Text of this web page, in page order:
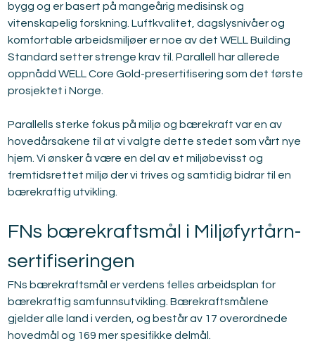
bygg og er basert på mangeårig medisinsk og
vitenskapelig forskning. Luftkvalitet, dagslysnivåer og
komfortable arbeidsmiljøer er noe av det WELL Building
Standard setter strenge krav til. Parallell har allerede
oppnådd WELL Core Gold-presertifisering som det første
prosjektet i Norge.
Parallells sterke fokus på miljø og bærekraft var en av
hovedårsakene til at vi valgte dette stedet som vårt nye
hjem. Vi ønsker å være en del av et miljøbevisst og
fremtidsrettet miljø der vi trives og samtidig bidrar til en
bærekraftig utvikling.
FNs bærekraftsmål i Miljøfyrtårn-
sertifiseringen
FNs bærekraftsmål er verdens felles arbeidsplan for
bærekraftig samfunnsutvikling. Bærekraftsmålene
gjelder alle land i verden, og består av 17 overordnede
hovedmål og 169 mer spesifikke delmål.